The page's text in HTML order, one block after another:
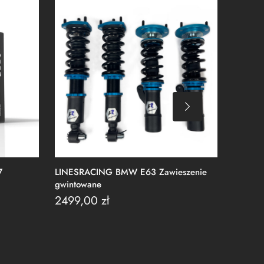
LINESRACING BMW E63 Zawieszenie
gwintowane
2499,00 zł